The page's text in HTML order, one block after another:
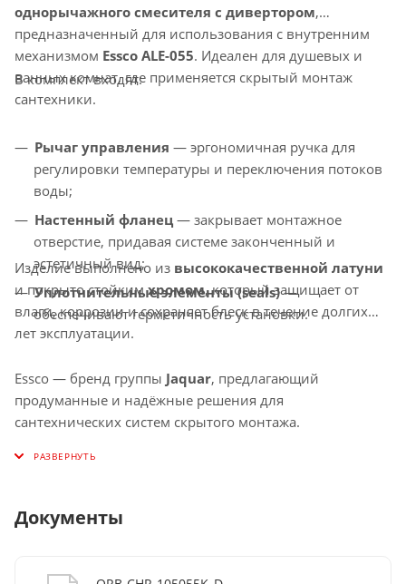
однорычажного смесителя с дивертором,
предназначенный для использования с внутренним
механизмом Essco ALE-055. Идеален для душевых и
ванных комнат, где применяется скрытый монтаж
сантехники.
В комплект входят:
Рычаг управления — эргономичная ручка для
регулировки температуры и переключения потоков
воды;
Настенный фланец — закрывает монтажное
отверстие, придавая системе законченный и
эстетичный вид;
Уплотнительные элементы (seals)—
обеспечивают герметичность установки.
Изделие выполнено из высококачественной латуни
и покрыто стойкимхромом, который защищает от
влаги, коррозии и сохраняет блеск в течение долгих
лет эксплуатации.
Essco — бренд группы Jaquar, предлагающий
продуманные и надёжные решения для
сантехнических систем скрытого монтажа.
Документы